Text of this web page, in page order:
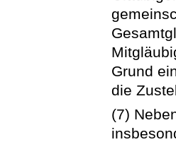
Grund
die
(7)